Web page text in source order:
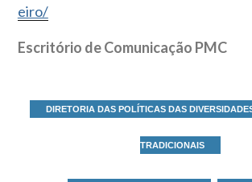
eiro/
Escritório de Comunicação PMC
DIRETORIA DAS POLÍTICAS DAS
TRADICIONAIS